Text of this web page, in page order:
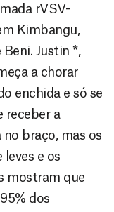
rVSV-
Kimbangu,
Justin *,
a chorar
enchida e só se
receber a
no braço, mas os
e os
mostram que
dos